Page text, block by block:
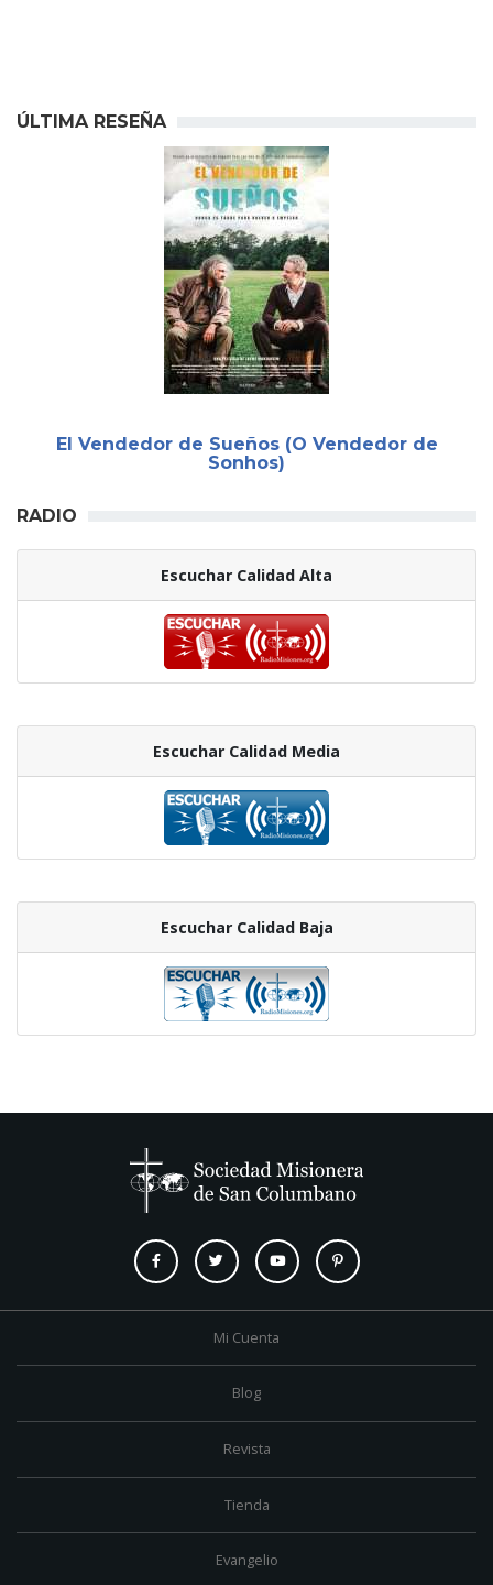
ÚLTIMA RESEÑA
El Vendedor de Sueños (O Vendedor de
Sonhos)
RADIO
Escuchar Calidad Alta
Escuchar Calidad Media
Escuchar Calidad Baja
Mi Cuenta
Blog
Revista
Tienda
Evangelio